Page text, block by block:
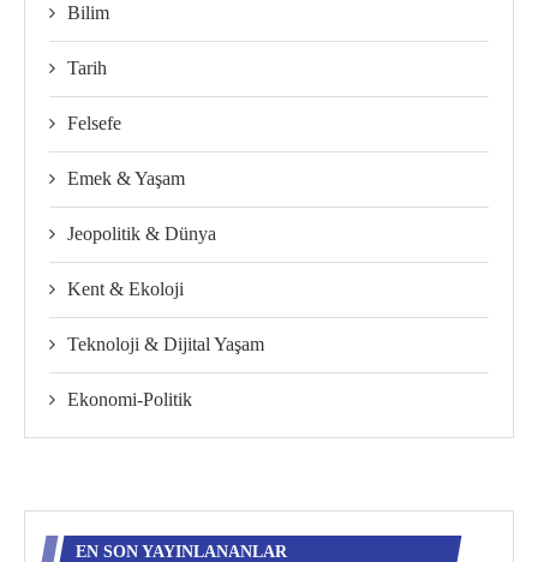
Bilim
Tarih
Felsefe
Emek & Yaşam
Jeopolitik & Dünya
Kent & Ekoloji
Teknoloji & Dijital Yaşam
Ekonomi-Politik
EN SON YAYINLANANLAR